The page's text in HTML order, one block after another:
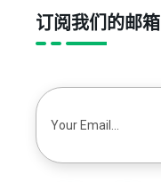
订阅我们的邮箱